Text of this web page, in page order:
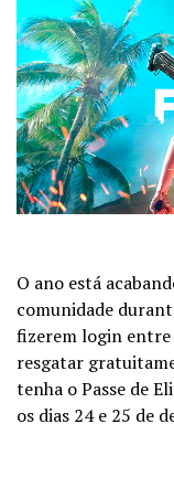
O ano está
comunidade
fizerem login entre
resgatar
tenha o Passe de
os dias 24 e 25 de